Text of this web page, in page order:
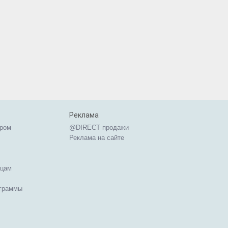
Реклама
@DIRECT продажи
Реклама на сайте